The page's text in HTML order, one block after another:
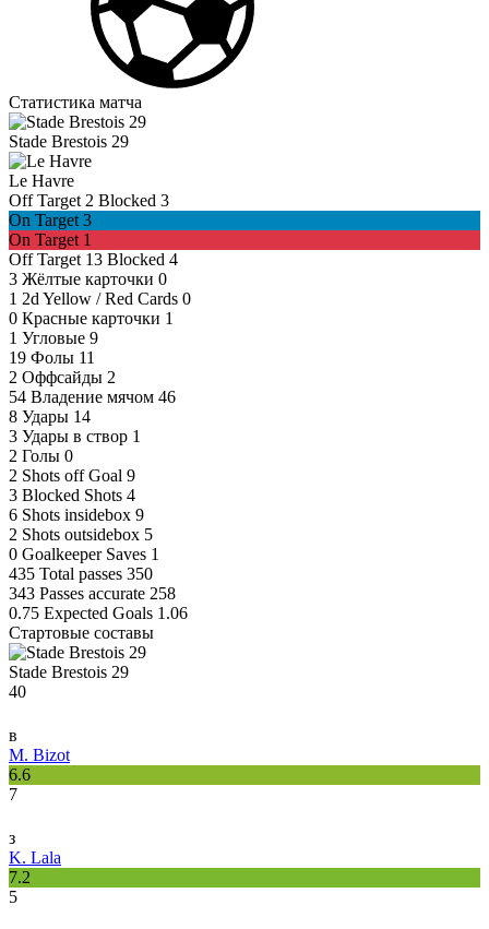
Статистика матча
Stade Brestois 29
Le Havre
Off Target 2 Blocked 3
On Target 3
On Target 1
Off Target 13 Blocked 4
3 Жёлтые карточки 0
1 2d Yellow / Red Cards 0
0 Красные карточки 1
1 Угловые 9
19 Фолы 11
2 Оффсайды 2
54 Владение мячом 46
8 Удары 14
3 Удары в створ 1
2 Голы 0
2 Shots off Goal 9
3 Blocked Shots 4
6 Shots insidebox 9
2 Shots outsidebox 5
0 Goalkeeper Saves 1
435 Total passes 350
343 Passes accurate 258
0.75 Expected Goals 1.06
Стартовые составы
Stade Brestois 29
40
в
M. Bizot
6.6
7
з
K. Lala
7.2
5